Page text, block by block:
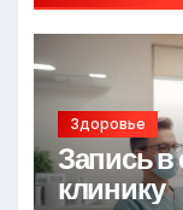
Здоровье
Запись в
клинику